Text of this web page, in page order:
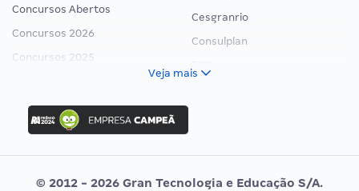
Concursos Abertos
Concursos 2026
Concursos 2025
Concurso Ibama
Concurso MPU
Editais publicados
Cesgranrio
Consulplan
Vunesp
Veja mais
© 2012 - 2026 Gran Tecnologia e Educação S/A.